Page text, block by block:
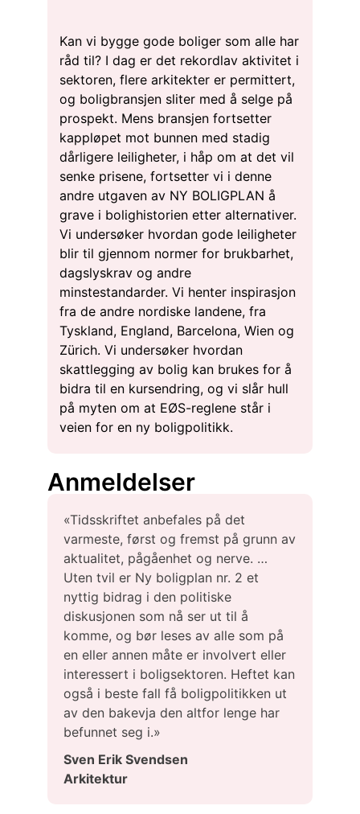
Kan vi bygge gode boliger som alle har
råd til? I dag er det rekordlav aktivitet i
sektoren, flere arkitekter er permittert,
og boligbransjen sliter med å selge på
prospekt. Mens bransjen fortsetter
kappløpet mot bunnen med stadig
dårligere leiligheter, i håp om at det vil
senke prisene, fortsetter vi i denne
andre utgaven av NY BOLIGPLAN å
grave i bolighistorien etter alternativer.
Vi undersøker hvordan gode leiligheter
blir til gjennom normer for brukbarhet,
dagslyskrav og andre
minstestandarder. Vi henter inspirasjon
fra de andre nordiske landene, fra
Tyskland, England, Barcelona, Wien og
Zürich. Vi undersøker hvordan
skattlegging av bolig kan brukes for å
bidra til en kursendring, og vi slår hull
på myten om at EØS-reglene står i
veien for en ny boligpolitikk.
Anmeldelser
«Tidsskriftet anbefales på det
varmeste, først og fremst på grunn av
aktualitet, pågåenhet og nerve. …
Uten tvil er Ny boligplan nr. 2 et
nyttig bidrag i den politiske
diskusjonen som nå ser ut til å
komme, og bør leses av alle som på
en eller annen måte er involvert eller
interessert i boligsektoren. Heftet kan
også i beste fall få boligpolitikken ut
av den bakevja den altfor lenge har
befunnet seg i.»
Sven Erik Svendsen
Arkitektur